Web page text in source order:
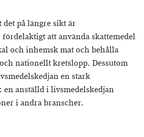
det på längre sikt är
att använda skattemedel
och inhemsk mat och behålla
nationellt kretslopp. Dessutom
en stark
en anställd i livsmedelskedjan
i andra branscher.